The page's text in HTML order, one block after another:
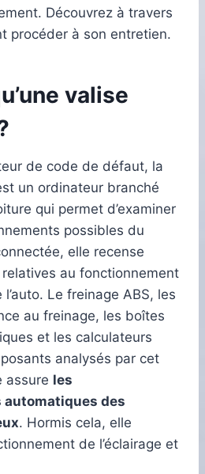
Découvrez à travers
procéder à son entretien.
valise
de code de défaut, la
un ordinateur branché
qui permet d’examiner
possibles du
elle recense
au fonctionnement
Le freinage ABS, les
au freinage, les boîtes
et les calculateurs
analysés par cet
assure les
des
. Hormis cela, elle
de l’éclairage et